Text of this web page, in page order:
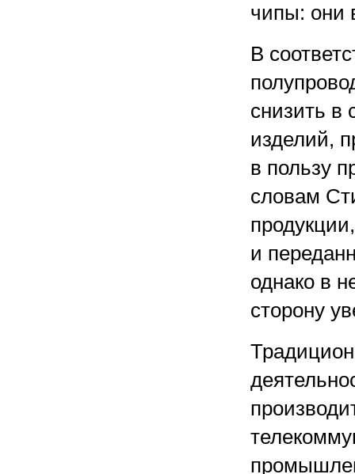
чипы: они
В
снизить в
изделий,
в пользу
словам
и
однако в
сторону